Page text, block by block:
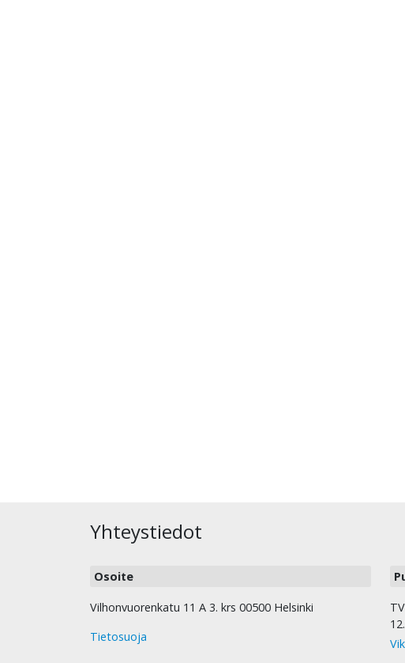
Yhteystiedot
Osoite
Vilhonvuorenkatu 11 A 3. krs 00500 Helsinki
Tietosuoja